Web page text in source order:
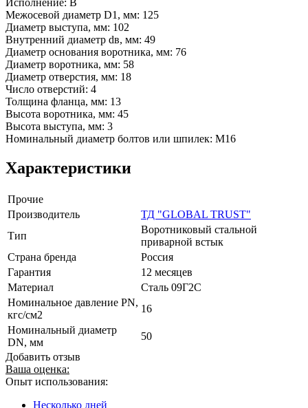
Межосевой диаметр D1, мм: 125
Диаметр выступа, мм: 102
Внутренний диаметр dв, мм: 49
Диаметр основания воротника, мм: 76
Диаметр воротника, мм: 58
Диаметр отверстия, мм: 18
Число отверстий: 4
Толщина фланца, мм: 13
Высота воротника, мм: 45
Высота выступа, мм: 3
Номинальный диаметр болтов или шпилек: М16
Характеристики
Прочие
Производитель
ТД "GLOBAL TRUST"
Тип
Воротниковый стальной
приварной встык
Страна бренда
Россия
Гарантия
12 месяцев
Материал
Сталь 09Г2С
Номинальное давление PN,
кгс/см2
16
Номинальный диаметр
DN, мм
50
Добавить отзыв
Ваша оценка:
Опыт использования:
Несколько дней